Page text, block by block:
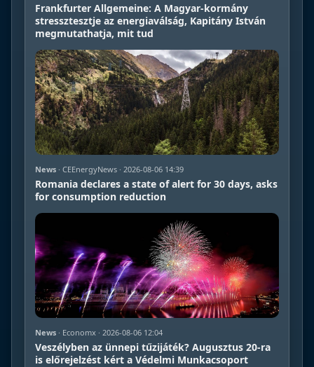
Frankfurter Allgemeine: A Magyar-kormány
stressztesztje az energiaválság, Kapitány István
megmutathatja, mit tud
News · CEEnergyNews · 2026-08-06 14:39
Romania declares a state of alert for 30 days, asks
for consumption reduction
News · Economx · 2026-08-06 12:04
Veszélyben az ünnepi tűzijáték? Augusztus 20-ra
is előrejelzést kért a Védelmi Munkacsoport